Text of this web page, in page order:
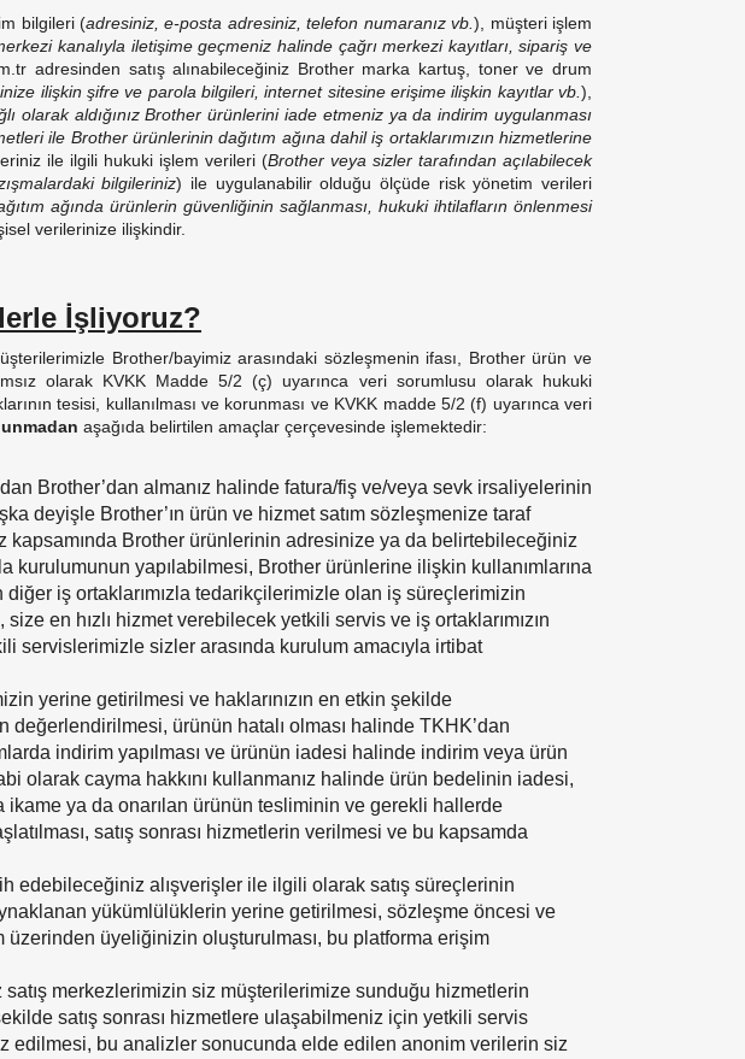
bilgileri (adresiniz, e-posta adresiniz, telefon numaranız vb.), müşteri işlem
kanalıyla iletişime geçmeniz halinde çağrı merkezi kayıtları, sipariş ve
adresinden satış alınabileceğiniz Brother marka kartuş, toner ve drum
ilişkin şifre ve parola bilgileri, internet sitesine erişime ilişkin kayıtlar vb.),
olarak aldığınız Brother ürünlerini iade etmeniz ya da indirim uygulanması
ile Brother ürünlerinin dağıtım ağına dahil iş ortaklarımızın hizmetlerine
ile ilgili hukuki işlem verileri (Brother veya sizler tarafından açılabilecek
bilgileriniz) ile uygulanabilir olduğu ölçüde risk yönetim verileri
ağında ürünlerin güvenliğinin sağlanması, hukuki ihtilafların önlenmesi
verilerinize ilişkindir.
İşliyoruz?
Brother/bayimiz arasındaki sözleşmenin ifası, Brother ürün ve
olarak KVKK Madde 5/2 (ç) uyarınca veri sorumlusu olarak hukuki
tesisi, kullanılması ve korunması ve KVKK madde 5/2 (f) uyarınca veri
aşağıda belirtilen amaçlar çerçevesinde işlemektedir:
Brother’dan almanız halinde fatura/fiş ve/veya sevk irsaliyelerinin
deyişle Brother’ın ürün ve hizmet satım sözleşmenize taraf
Brother ürünlerinin adresinize ya da belirtebileceğiniz
yapılabilmesi, Brother ürünlerine ilişkin kullanımlarına
iş ortaklarımızla tedarikçilerimizle olan iş süreçlerimizin
en hızlı hizmet verebilecek yetkili servis ve iş ortaklarımızın
servislerimizle sizler arasında kurulum amacıyla irtibat
yerine getirilmesi ve haklarınızın en etkin şekilde
ürünün hatalı olması halinde TKHK’dan
indirim yapılması ve ürünün iadesi halinde indirim veya ürün
olarak cayma hakkını kullanmanız halinde ürün bedelinin iadesi,
ya da onarılan ürünün tesliminin ve gerekli hallerde
satış sonrası hizmetlerin verilmesi ve bu kapsamda
edebileceğiniz alışverişler ile ilgili olarak satış süreçlerinin
yükümlülüklerin yerine getirilmesi, sözleşme öncesi ve
üyeliğinizin oluşturulması, bu platforma erişim
merkezlerimizin siz müşterilerimize sunduğu hizmetlerin
satış sonrası hizmetlere ulaşabilmeniz için yetkili servis
edilmesi, bu analizler sonucunda elde edilen anonim verilerin siz